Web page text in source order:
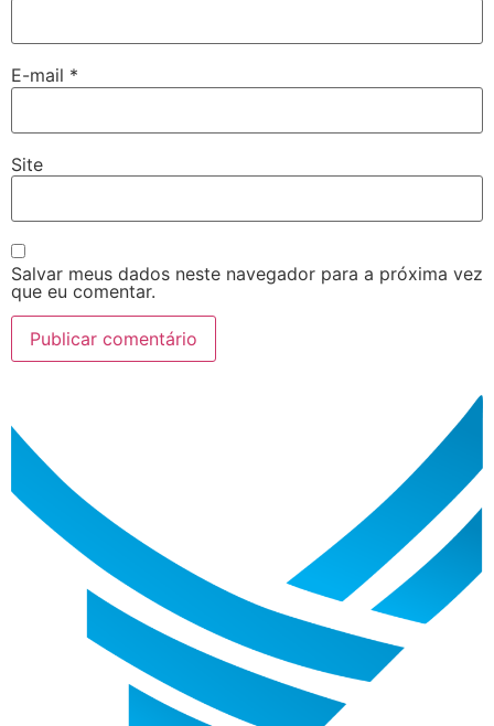
E-mail *
Site
Salvar meus dados neste navegador para a próxima vez
que eu comentar.